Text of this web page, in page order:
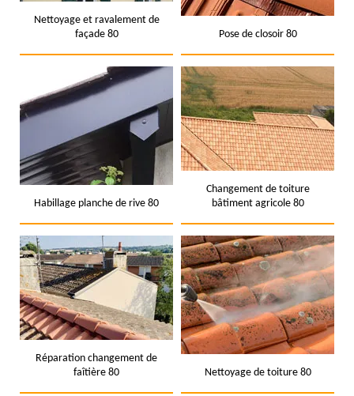
Nettoyage et ravalement de
façade 80
Pose de closoir 80
Habillage planche de rive 80
Changement de toiture
bâtiment agricole 80
Réparation changement de
faîtière 80
Nettoyage de toiture 80